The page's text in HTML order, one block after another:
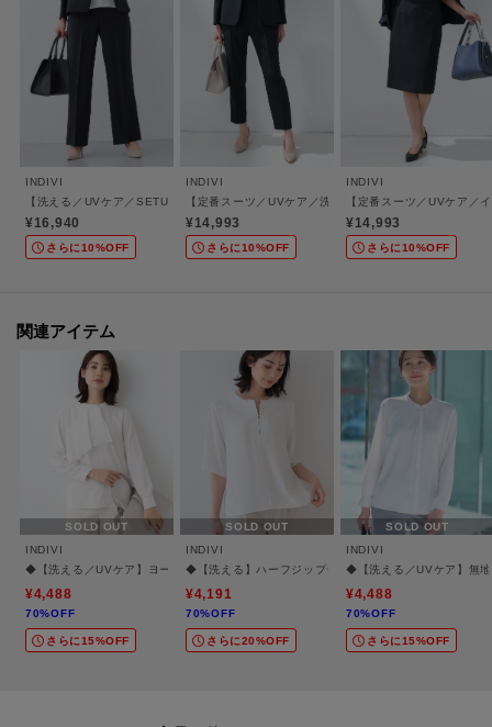
【仕様】
・ポケット数：横×2
・裏地なし
※この製品は、太陽光線中の紫外線（UV）を通しにくくします。この効果は
永久的ではありません。
【検索キーワード】
【生地詳細】
透け感：なし
伸縮性：なし
生地の厚み：普通
洗濯方法：洗濯機洗い可
-・-・-・-・-・-・-・-・-・-・-・-・-・-・-・-・-・-・-・-・-・-
■気になるアイテムは『お気に入り登録』がおすすめです！■
[お気に入り登録とは？]
オンラインサイトの各アイテムにある「♡マーク」を
INDIVI
【洗える／UVケア／SETUP可能】ウール調ワイドパンツ
¥16,940
さらに10%OFF
INDIVI
【定番スーツ／UVケア／洗える】ウール調タックテーパ
¥14,993
さらに10%OFF
INDIVI
【定番スーツ／UVケア／
¥14,993
さらに10%OFF
関連アイテム
SOLD OUT
INDIVI
◆【洗える／UVケア】ヨークフリルブラウス
¥4,488
70%OFF
さらに15%OFF
SOLD OUT
INDIVI
◆【洗える】ハーフジップデザインブラウス
¥4,191
70%OFF
さらに20%OFF
SOLD OUT
INDIVI
◆【洗える／UVケア】無
¥4,488
70%OFF
さらに15%OFF